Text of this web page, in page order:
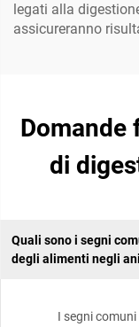
legati alla
assicureranno
Domande
di
Quali sono i segni
degli alimenti negli
I segni